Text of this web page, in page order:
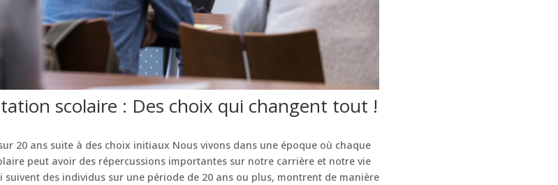
scolaire : Des choix qui changent tout !
20 ans suite à des choix initiaux Nous vivons dans une époque où chaque
peut avoir des répercussions importantes sur notre carrière et notre vie
des individus sur une période de 20 ans ou plus, montrent de manière